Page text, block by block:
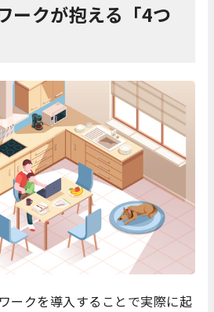
ークが抱える「4つ
ークを導入することで実際に起